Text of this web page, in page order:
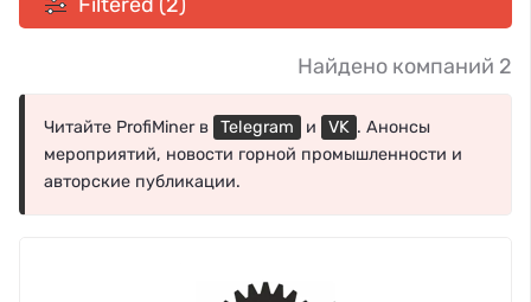
Найдено компаний 2
Читайте ProfiMiner в Telegram и VK . Анонсы
мероприятий, новости горной промышленности и
авторские публикации.